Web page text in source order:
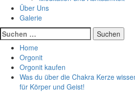
Über Uns
Galerie
Suchen
nach:
Home
Orgonit
Orgonit kaufen
Was du über die Chakra Kerze
für Körper und Geist!